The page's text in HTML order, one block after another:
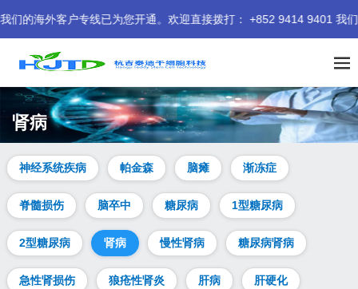
外客户专线已为您开通。欢迎直接拨打： +852 9414 9401 我们期待
肾病
神经系统疾病 帕金森 脑瘫 渐冻症
脊髓损伤 脑卒中 糖尿病 1型糖尿病
2型糖尿病 肾病 慢性肾病 糖尿病肾病
急性肾损伤 狼疮性肾炎 肝病 肝硬化